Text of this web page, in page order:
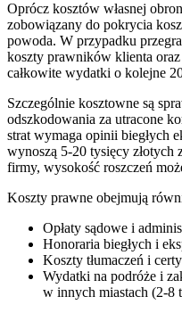
Oprócz kosztów własnej
zobowiązany do pokrycia
powoda. W przypadku
koszty prawników klienta
całkowite wydatki o kolejne
Szczególnie kosztowne są
odszkodowania za utracone
strat wymaga opinii biegłych
wynoszą 5-20 tysięcy złotych
firmy, wysokość roszczeń
Koszty prawne obejmują
Opłaty sądowe i
Honoraria biegłych i
Koszty tłumaczeń i
Wydatki na podróże i
w innych miastach (2-8